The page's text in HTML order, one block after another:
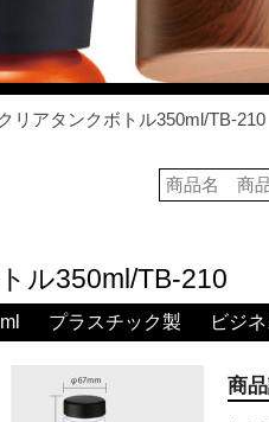
クリアタンクボトル350ml/TB-210
ル350ml/TB-210
プラスチック製 ビジ
商